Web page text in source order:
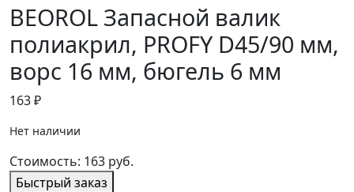
BEOROL Запасной валик
полиакрил, PROFY D45/90 мм,
ворс 16 мм, бюгель 6 мм
163₽
Нет наличии
Стоимость: 163 руб.
Быстрый заказ